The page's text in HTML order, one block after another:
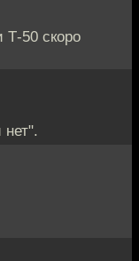
Т-50 скоро